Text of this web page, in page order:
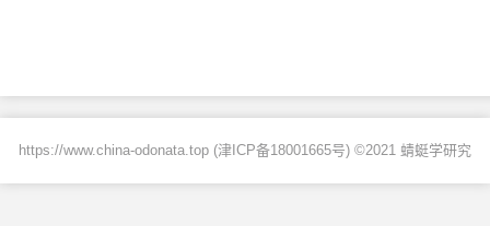
https://www.china-odonata.top (津ICP备18001665号) ©2021 蜻蜓学研究